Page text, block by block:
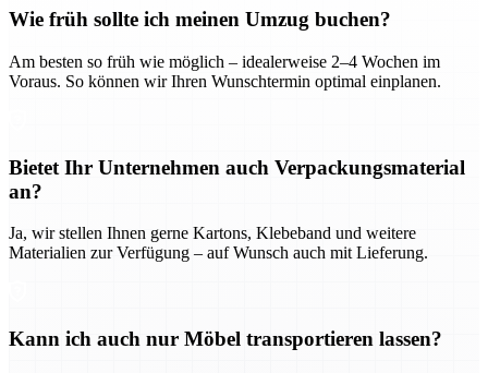
Wie früh sollte ich meinen Umzug buchen?
Am besten so früh wie möglich – idealerweise 2–4 Wochen im
Voraus. So können wir Ihren Wunschtermin optimal einplanen.
Bietet Ihr Unternehmen auch Verpackungsmaterial
an?
Ja, wir stellen Ihnen gerne Kartons, Klebeband und weitere
Materialien zur Verfügung – auf Wunsch auch mit Lieferung.
Kann ich auch nur Möbel transportieren lassen?